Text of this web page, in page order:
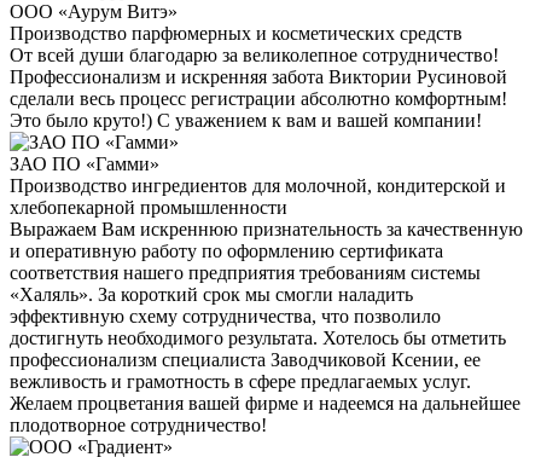
ООО «Аурум Витэ»
Производство парфюмерных и косметических средств
От всей души благодарю за великолепное сотрудничество!
Профессионализм и искренняя забота Виктории Русиновой
сделали весь процесс регистрации абсолютно комфортным!
Это было круто!) С уважением к вам и вашей компании!
ЗАО ПО «Гамми»
Производство ингредиентов для молочной, кондитерской и
хлебопекарной промышленности
Выражаем Вам искреннюю признательность за качественную
и оперативную работу по оформлению сертификата
соответствия нашего предприятия требованиям системы
«Халяль». За короткий срок мы смогли наладить
эффективную схему сотрудничества, что позволило
достигнуть необходимого результата. Хотелось бы отметить
профессионализм специалиста Заводчиковой Ксении, ее
вежливость и грамотность в сфере предлагаемых услуг.
Желаем процветания вашей фирме и надеемся на дальнейшее
плодотворное сотрудничество!